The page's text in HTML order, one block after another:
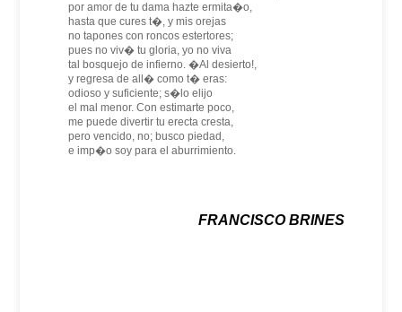
por amor de tu dama hazte ermita�o,
hasta que cures t�, y mis orejas
no tapones con roncos estertores;
pues no viv� tu gloria, yo no viva
tal bosquejo de infierno. �Al desierto!,
y regresa de all� como t� eras:
odioso y suficiente; s�lo elijo
el mal menor. Con estimarte poco,
me puede divertir tu erecta cresta,
pero vencido, no; busco piedad,
e imp�o soy para el aburrimiento.
FRANCISCO BRINES